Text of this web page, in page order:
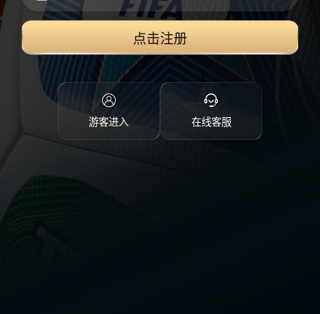
点击注册
游客进入 在线客服